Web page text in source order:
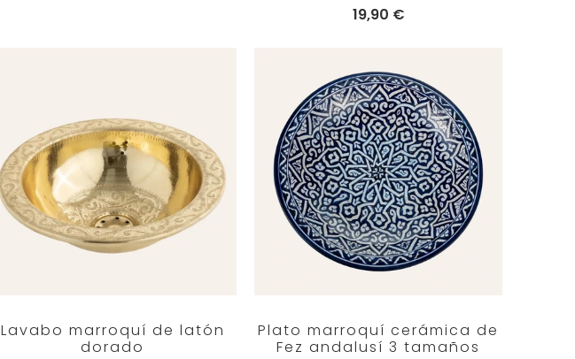
19,90 €
Lavabo marroquí de latón
dorado
Plato marroquí cerámica de
Fez andalusí 3 tamaños